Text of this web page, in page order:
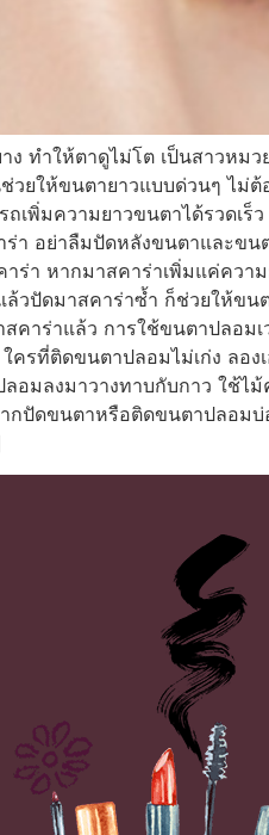
ทำให้ตาดูไม่โต เป็นสาวหม
วยให้ขนตายาวแบบด่วนๆ ไม่
พิ่มความยาวขนตาได้รวดเร็ว
า อย่าลืมปัดหลังขนตาและขน
า หากมาสคาร่าเพิ่มแค่ความ
วปัดมาสคาร่าซ้ำ ก็ช่วยให้ข
คาร่าแล้ว การใช้ขนตาปลอม
ใครที่ติดขนตาปลอมไม่เก่ง ลอ
อมลงมาวางทาบกับกาว ใช้ไ
กปัดขนตาหรือติดขนตาปลอม